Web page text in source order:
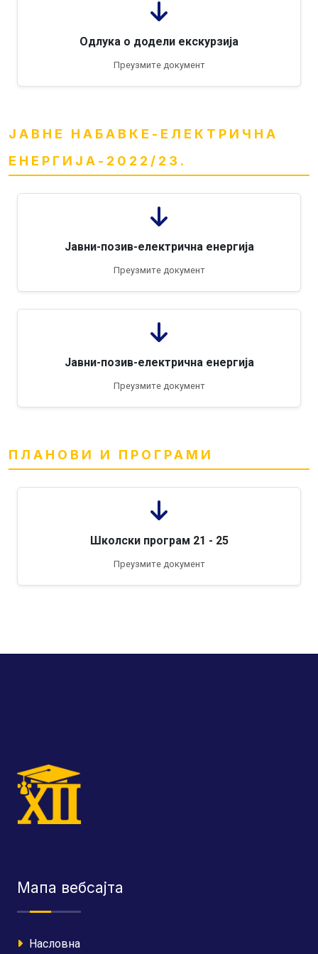
Одлука о додели екскурзија
Преузмите документ
ЈАВНЕ НАБАВКЕ-ЕЛЕКТРИЧНА
ЕНЕРГИЈА-2022/23.
Јавни-позив-електрична енергија
Преузмите документ
Јавни-позив-електрична енергија
Преузмите документ
ПЛАНОВИ И ПРОГРАМИ
Школски програм 21 - 25
Преузмите документ
Мапа вебсајта
Насловна